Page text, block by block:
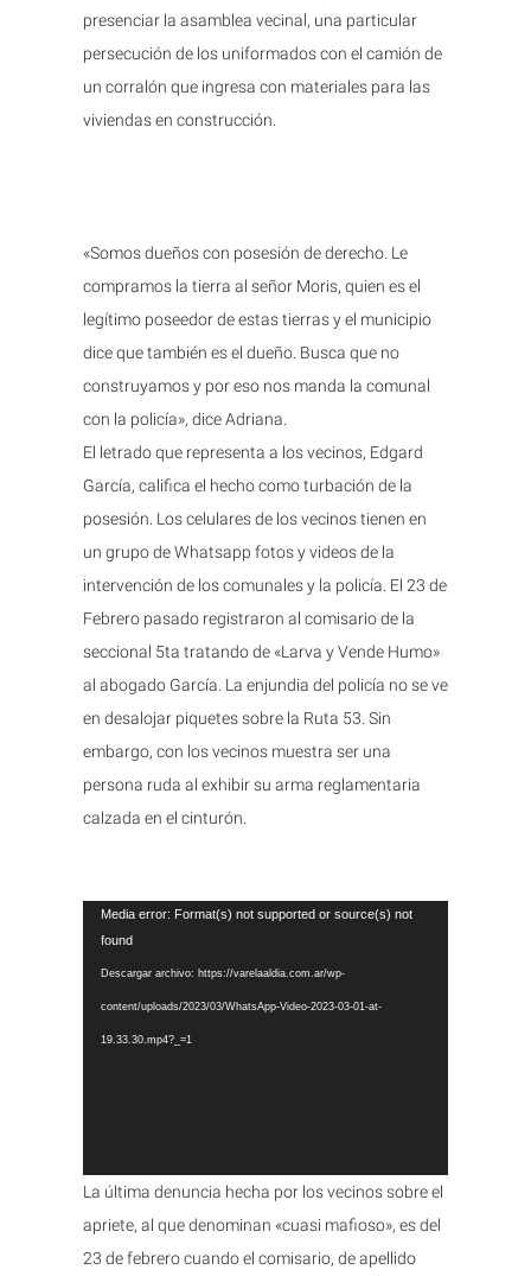
presenciar la asamblea vecinal, una particular
persecución de los uniformados con el camión de
un corralón que ingresa con materiales para las
viviendas en construcción.
«Somos dueños con posesión de derecho. Le
compramos la tierra al señor Moris, quien es el
legítimo poseedor de estas tierras y el municipio
dice que también es el dueño. Busca que no
construyamos y por eso nos manda la comunal
con la policía», dice Adriana.
El letrado que representa a los vecinos, Edgard
García, califica el hecho como turbación de la
posesión. Los celulares de los vecinos tienen en
un grupo de Whatsapp fotos y videos de la
intervención de los comunales y la policía. El 23 de
Febrero pasado registraron al comisario de la
seccional 5ta tratando de «Larva y Vende Humo»
al abogado García. La enjundia del policía no se ve
en desalojar piquetes sobre la Ruta 53. Sin
embargo, con los vecinos muestra ser una
persona ruda al exhibir su arma reglamentaria
calzada en el cinturón.
Reproductor
vídeo
Media error: Format(s) not supported or source(s) not
found
Descargar archivo: https://varelaaldia.com.ar/wp-
content/uploads/2023/03/WhatsApp-Video-2023-03-01-at-
19.33.30.mp4?_=1
La última denuncia hecha por los vecinos sobre el
apriete, al que denominan «cuasi mafioso», es del
23 de febrero cuando el comisario, de apellido